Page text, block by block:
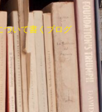
ついて書くブログ